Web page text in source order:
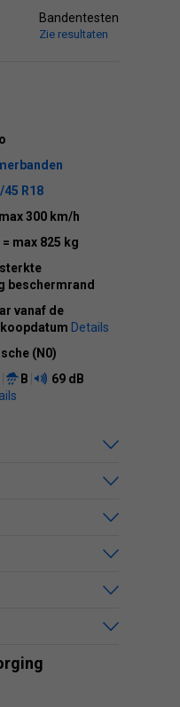
Bandentesten
Zie resultaten
45 R18
300 km/h
= max 825 kg
beschermrand
vanaf de
Details
(N0)
B
69 dB